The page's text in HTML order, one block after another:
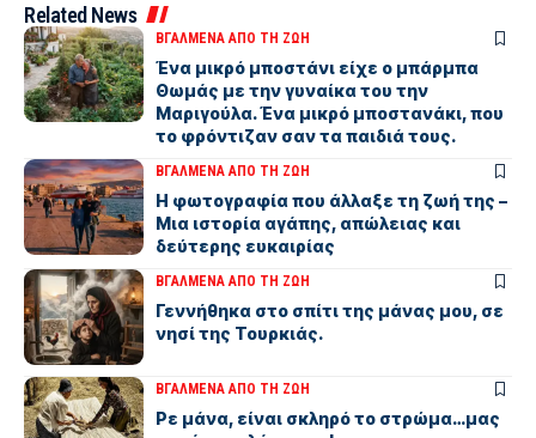
Related News
ΒΓΑΛΜΕΝΑ ΑΠΟ ΤΗ ΖΩΗ
Ένα μικρό μποστάνι είχε ο μπάρμπα
Θωμάς με την γυναίκα του την
Μαριγούλα. Ένα μικρό μποστανάκι, που
το φρόντιζαν σαν τα παιδιά τους.
ΒΓΑΛΜΕΝΑ ΑΠΟ ΤΗ ΖΩΗ
Η φωτογραφία που άλλαξε τη ζωή της –
Μια ιστορία αγάπης, απώλειας και
δεύτερης ευκαιρίας
ΒΓΑΛΜΕΝΑ ΑΠΟ ΤΗ ΖΩΗ
Γεννήθηκα στο σπίτι της μάνας μου, σε
νησί της Τουρκιάς.
ΒΓΑΛΜΕΝΑ ΑΠΟ ΤΗ ΖΩΗ
Ρε μάνα, είναι σκληρό το στρώμα…μας